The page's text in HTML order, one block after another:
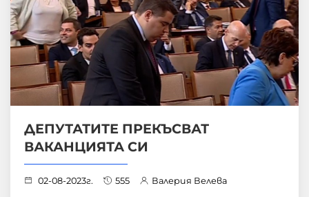
ДЕПУТАТИТЕ ПРЕКЪСВАТ
ВАКАНЦИЯТА СИ
02-08-2023г. 555 Валерия Велева